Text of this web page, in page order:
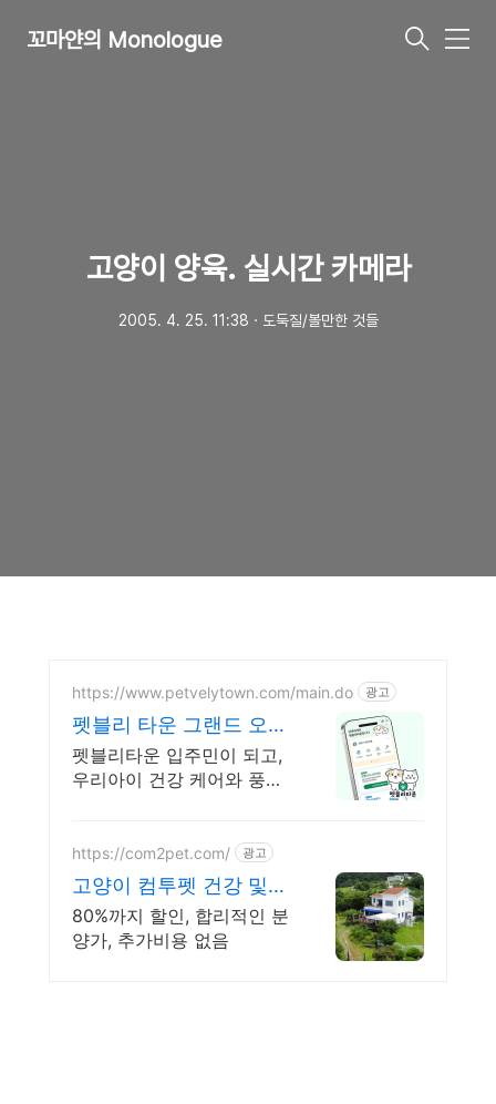
꼬마얀의 Monologue
메
고양이 양육. 실시간 카메라
2005. 4. 25. 11:38 ㆍ 도둑질/볼만한 것들
https://www.petvelytown.com/main.do 광고
펫블리 타운 그랜드 오픈
오픈 이벤트 진행 중!
펫블리타운 입주민이 되고,
우리아이 건강 케어와 풍성
https://com2pet.com/ 광고
고양이 컴투펫 건강 및
품종 보장
80%까지 할인, 합리적인 분
양가, 추가비용 없음